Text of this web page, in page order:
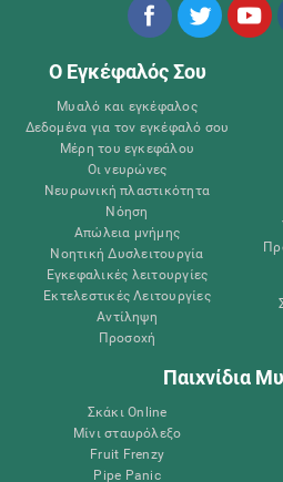
Ο Εγκέφαλός Σου
Μυαλό και εγκέφαλος
Δεδομένα για τον εγκέφαλό σου
Μέρη του εγκεφάλου
Οι νευρώνες
Νευρωνική πλαστικότητα
Νόηση
Απώλεια μνήμης
Νοητική Δυσλειτουργία
Εγκεφαλικές λειτουργίες
Εκτελεστικές Λειτουργίες
Αντίληψη
Προσοχή
Παιχνίδια
Σκάκι Online
Μίνι σταυρόλεξο
Fruit Frenzy
Pipe Panic